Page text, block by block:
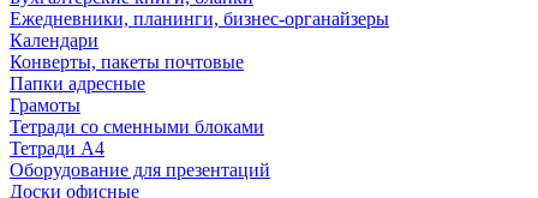
Ежедневники, планинги, бизнес-органайзеры
Календари
Конверты, пакеты почтовые
Папки адресные
Грамоты
Тетради со сменными блоками
Тетради А4
Оборудование для презентаций
Доски офисные